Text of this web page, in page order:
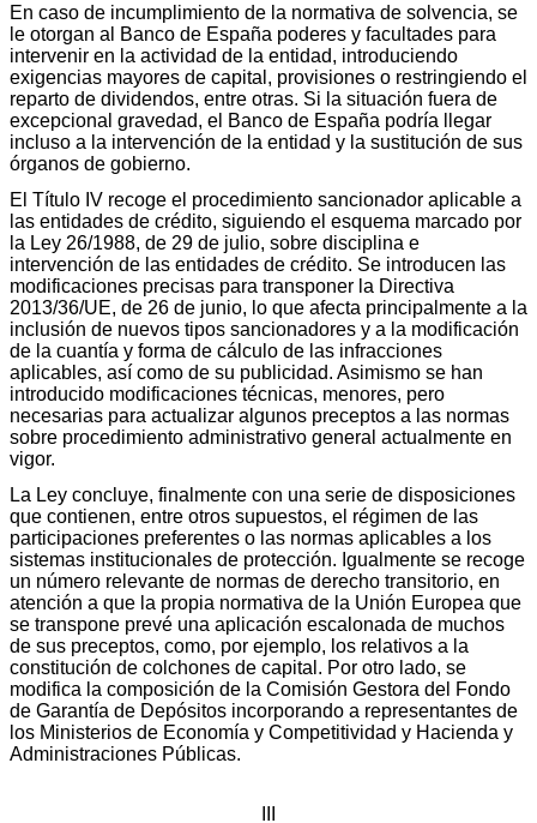
En caso de incumplimiento de la normativa de solvencia, se
le otorgan al Banco de España poderes y facultades para
intervenir en la actividad de la entidad, introduciendo
exigencias mayores de capital, provisiones o restringiendo el
reparto de dividendos, entre otras. Si la situación fuera de
excepcional gravedad, el Banco de España podría llegar
incluso a la intervención de la entidad y la sustitución de sus
órganos de gobierno.
El Título IV recoge el procedimiento sancionador aplicable a
las entidades de crédito, siguiendo el esquema marcado por
la Ley 26/1988, de 29 de julio, sobre disciplina e
intervención de las entidades de crédito. Se introducen las
modificaciones precisas para transponer la Directiva
2013/36/UE, de 26 de junio, lo que afecta principalmente a la
inclusión de nuevos tipos sancionadores y a la modificación
de la cuantía y forma de cálculo de las infracciones
aplicables, así como de su publicidad. Asimismo se han
introducido modificaciones técnicas, menores, pero
necesarias para actualizar algunos preceptos a las normas
sobre procedimiento administrativo general actualmente en
vigor.
La Ley concluye, finalmente con una serie de disposiciones
que contienen, entre otros supuestos, el régimen de las
participaciones preferentes o las normas aplicables a los
sistemas institucionales de protección. Igualmente se recoge
un número relevante de normas de derecho transitorio, en
atención a que la propia normativa de la Unión Europea que
se transpone prevé una aplicación escalonada de muchos
de sus preceptos, como, por ejemplo, los relativos a la
constitución de colchones de capital. Por otro lado, se
modifica la composición de la Comisión Gestora del Fondo
de Garantía de Depósitos incorporando a representantes de
los Ministerios de Economía y Competitividad y Hacienda y
Administraciones Públicas.